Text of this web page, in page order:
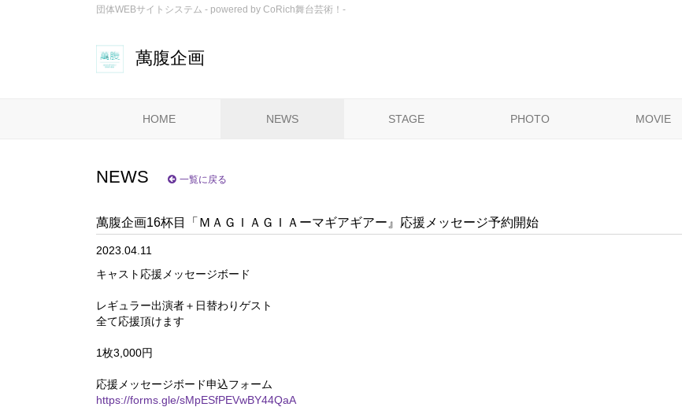
団体WEBサイトシステム - powered by CoRich舞台芸術！-
萬腹企画
HOME NEWS STAGE PHOTO MOVIE
NEWS 一覧に戻る
萬腹企画16杯目「ＭＡＧＩＡＧＩＡーマギアギアー』応援メッセージ予約開始
2023.04.11
キャスト応援メッセージボード
レギュラー出演者＋日替わりゲスト
全て応援頂けます
1枚3,000円
応援メッセージボード申込フォーム
https://forms.gle/sMpESfPEVwBY44QaA